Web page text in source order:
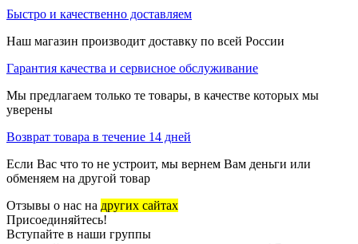
Быстро и качественно доставляем
Наш магазин производит доставку по всей России
Гарантия качества и сервисное обслуживание
Мы предлагаем только те товары, в качестве которых мы
уверены
Возврат товара в течение 14 дней
Если Вас что то не устроит, мы вернем Вам деньги или
обменяем на другой товар
Отзывы о нас на других сайтах
Присоединяйтесь!
Вступайте в наши группы